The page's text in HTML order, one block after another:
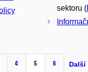
sektoru (
4 5 6 Další